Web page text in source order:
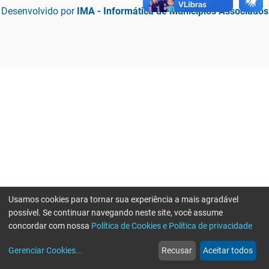
Desenvolvido por IMA - Informática de Municípios Associados
web
Notícias
more_horiz
Mais
Usamos cookies para tornar sua experiência a mais agradável
possível. Se continuar navegando neste site, você assume
concordar com nossa Política de Cookies e Política de privacidade
Gerenciar Cookies... Recusar Aceitar todos
Erro ao enviar informações, por favor tente novamente